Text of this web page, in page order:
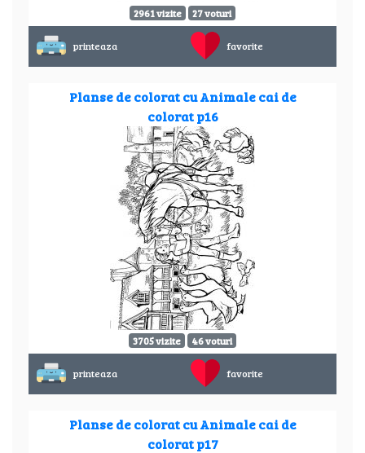
2961 vizite 27 voturi
printeaza favorite
Planse de colorat cu Animale cai de
colorat p16
3705 vizite 46 voturi
printeaza favorite
Planse de colorat cu Animale cai de
colorat p17